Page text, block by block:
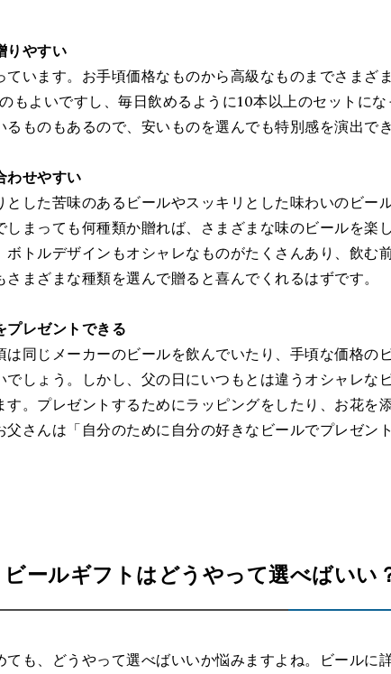
りやすい
います。お手頃価格なものから高級なものまでさまざ
もよいですし、毎日飲めるように10本以上のセットに
ものもあるので、安いものを選んでも特別感を演出で
わせやすい
した苦味のあるビールやスッキリとした味わいのビー
まっても何種類か贈れば、さまざまな味のビールを楽
トルデザインもオシャレなものがたくさんあり、飲む
まざまな種類を選んで贈ると喜んでくれるはずです。
プレゼントできる
同じメーカーのビールを飲んでいたり、手頃な価格の
しょう。しかし、父の日にいつもとは違うオシャレな
。プレゼントするためにラッピングをしたり、お花を
さんは「自分のために自分の好きなビールでプレゼン
ビールギフトはどうやって選べばいい
も、どうやって選べばいいか悩みますよね。ビールに